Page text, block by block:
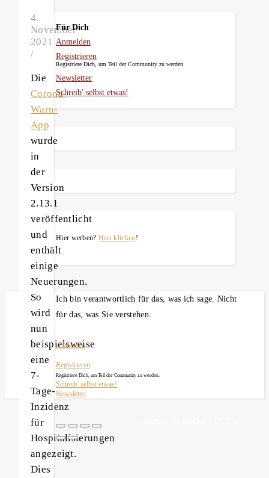
4.
November
2021
/
Die
Corona-
Warn-
App
wurde
in
der
Version
2.13.1
veröffentlicht
und
enthält
einige
Neuerungen.
So
wird
nun
beispielsweise
eine
7-
Tage-
Inzidenz
für
Hospitalisierungen
angezeigt.
Dies
Für Dich
Anmelden
Registrieren
Registriere Dich, um Teil der Community zu werden.
Newsletter
Schreib' selbst etwas!
Hier werben? Hier klicken!
Ich bin verantwortlich für das, was ich sage. Nicht
für das, was Sie verstehen.
Anmelden
Registrieren
Registriere Dich, um Teil der Community zu werden.
Schreib' selbst etwas!
Newsletter